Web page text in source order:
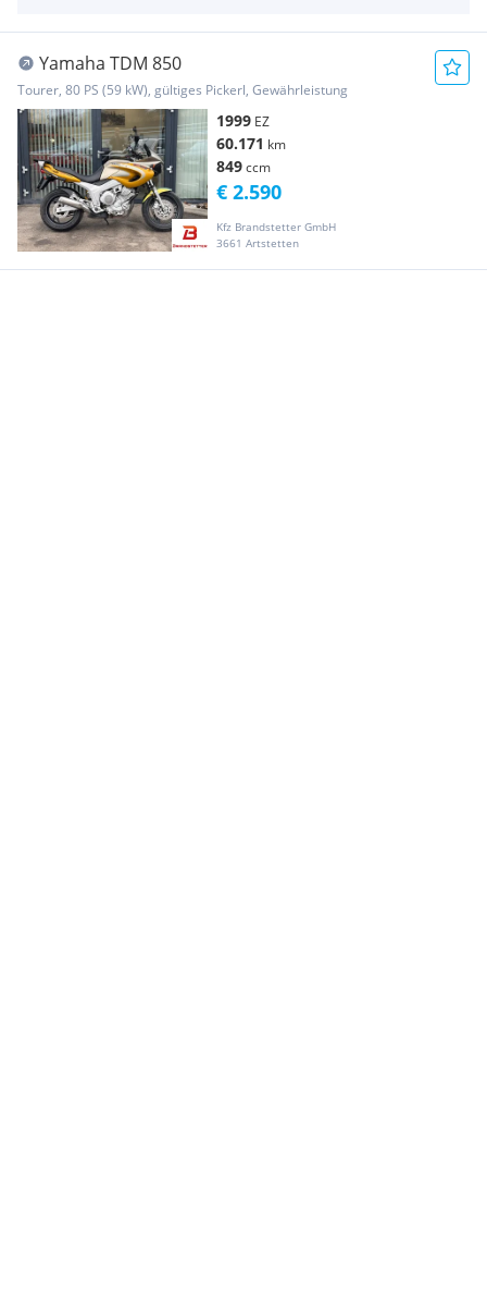
Yamaha TDM 850
Tourer, 80 PS (59 kW), gültiges Pickerl, Gewährleistung
1999 EZ
60.171 km
849ccm
Kfz Brandstetter GmbH
3661 Artstetten
€ 2.590